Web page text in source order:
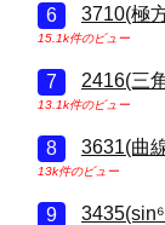
3710(極
15.1k件のビュー
2416(三
13.1k件のビュー
3631(曲
13k件のビュー